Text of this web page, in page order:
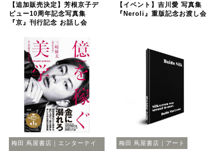
【追加販売決定】芳根京子デ
ビュー10周年記念写真集
『京』刊行記念 お話し会
【イベント】吉川愛 写真集
『Neroli』重版記念お渡し会
梅田 蔦屋書店｜エンターテイ
梅田 蔦屋書店｜アート